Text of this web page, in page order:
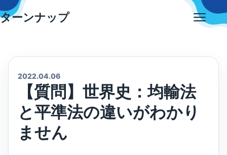
Skip
to
ターンナップ
2022.04.06
【質問】世界史：均輸法
と平準法の違いがわかり
ません